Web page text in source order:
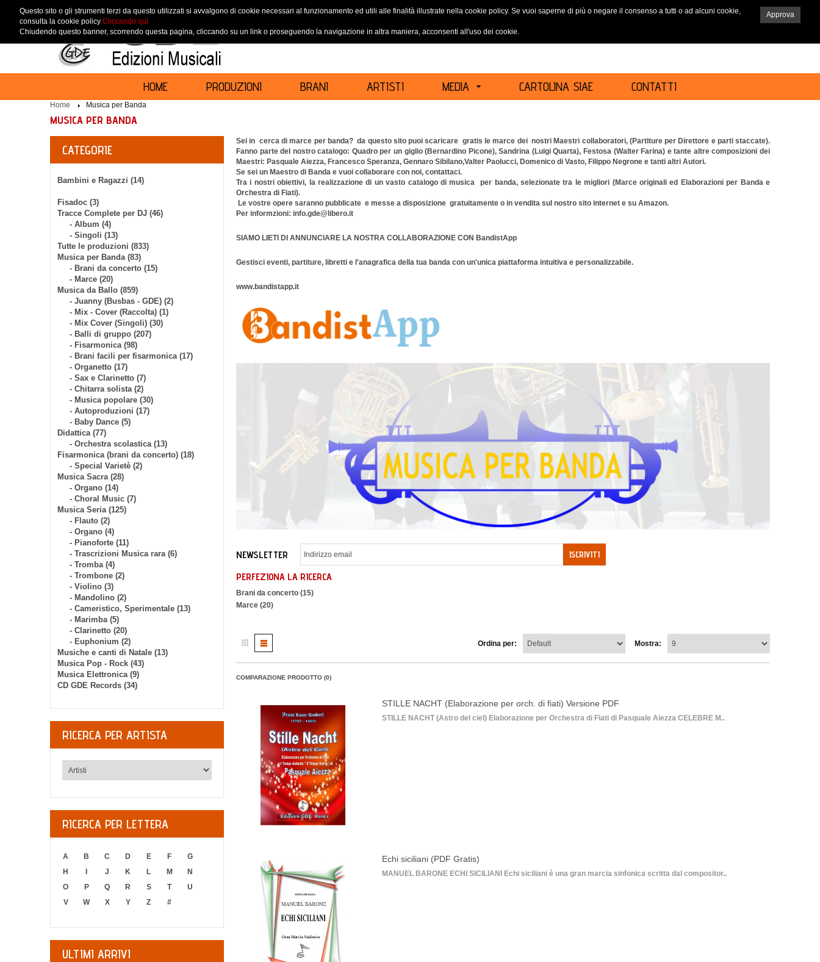
ACCEDI REGISTRATI
HOME PRODUZIONI BRANI ARTISTI MEDIA CARTOLINA SIAE CONTATTI
Home Musica per Banda
MUSICA PER BANDA
CATEGORIE
Bambini e Ragazzi (14)
Fisadoc (3)
Tracce Complete per DJ (46)
- Album (4)
- Singoli (13)
Tutte le produzioni (833)
Musica per Banda (83)
- Brani da concerto (15)
- Marce (20)
Musica da Ballo (859)
- Juanny (Busbas - GDE) (2)
- Mix - Cover (Raccolta) (1)
- Mix Cover (Singoli) (30)
- Balli di gruppo (207)
- Fisarmonica (98)
- Brani facili per fisarmonica (17)
- Organetto (17)
- Sax e Clarinetto (7)
- Chitarra solista (2)
- Musica popolare (30)
- Autoproduzioni (17)
- Baby Dance (5)
Didattica (77)
- Orchestra scolastica (13)
Fisarmonica (brani da concerto) (18)
- Special Varietè (2)
Musica Sacra (28)
- Organo (14)
- Choral Music (7)
Musica Seria (125)
- Flauto (2)
- Organo (4)
- Pianoforte (11)
- Trascrizioni Musica rara (6)
- Tromba (4)
- Trombone (2)
- Violino (3)
- Mandolino (2)
- Cameristico, Sperimentale (13)
- Marimba (5)
- Clarinetto (20)
- Euphonium (2)
Musiche e canti di Natale (13)
Musica Pop - Rock (43)
Musica Elettronica (9)
CD GDE Records (34)
RICERCA PER ARTISTA
RICERCA PER LETTERA
A B C D E F
G
H
J K L M
N
O
P Q R S T
U
V
W X Y Z #
ULTIMI ARRIVI
Sei in cerca di marce per banda? da questo sito puoi scaricare gratis le marce dei nostri Maestri collaboratori, (Partiture per Direttore e parti staccate).
Fanno parte del nostro catalogo: Quadro per un giglio (Bernardino Picone), Sandrina (Luigi Quarta), Festosa (Walter Farina) e tante altre composizioni dei
Maestri: Pasquale Aiezza, Francesco Speranza, Gennaro Sibilano,Valter Paolucci, Domenico di Vasto, Filippo Negrone e tanti altri Autori.
Se sei un Maestro di Banda e vuoi collaborare con noi, contattaci.
Tra i nostri obiettivi, la realizzazione di un vasto catalogo di musica per banda, selezionate tra le migliori (Marce originali ed Elaborazioni per Banda e
Orchestra di Fiati).
Le vostre opere saranno pubblicate e messe a disposizione gratuitamente o in vendita sul nostro sito internet e su Amazon.
Per informzioni: info.gde@libero.it
SIAMO LIETI DI ANNUNCIARE LA NOSTRA COLLABORAZIONE CON BandistApp
Gestisci eventi, partiture, libretti e l'anagrafica della tua banda con un'unica piattaforma intuitiva e personalizzabile.
www.bandistapp.it
NEWSLETTER ISCRIVITI
PERFEZIONA LA RICERCA
Brani da concerto (15)
Marce (20)
Mostra:
Ordina per:
COMPARAZIONE PRODOTTO (0)
STILLE NACHT (Elaborazione per orch. di fiati) Versione PDF
STILLE NACHT (Astro del ciel) Elaborazione per Orchestra di Fiati di Pasquale Aiezza CELEBRE M..
Echi siciliani (PDF Gratis)
MANUEL BARONE ECHI SICILIANI Echi siciliani è una gran marcia sinfonica scritta dal compositor..
Approva
Questo sito o gli strumenti terzi da questo utilizzati si avvalgono di cookie necessari al funzionamento ed utili alle finalità illustrate nella cookie policy. Se vuoi saperne di più o negare il consenso a tutti o ad alcuni cookie,
consulta la cookie policy Cliccando qui
Chiudendo questo banner, scorrendo questa pagina, cliccando su un link o proseguendo la navigazione in altra maniera, acconsenti all'uso dei cookie.